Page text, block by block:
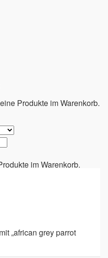
Produkte im Warenkorb.
im Warenkorb.
„african grey parrot